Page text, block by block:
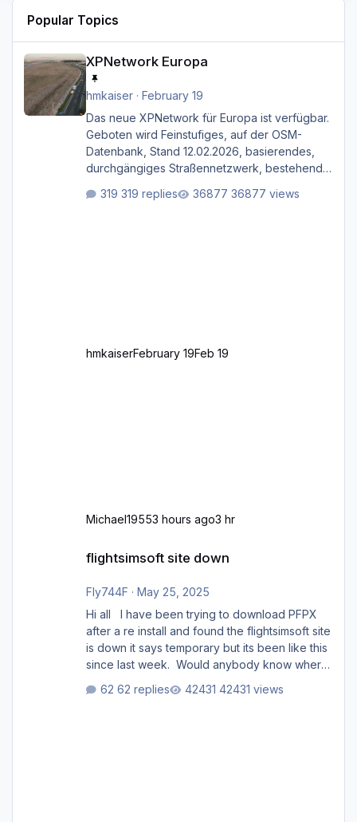
Popular Topics
XPNetwork Europa
hmkaiser· February 19
Das neue XPNetwork für Europa ist verfügbar.
Geboten wird Feinstufiges, auf der OSM-
Datenbank, Stand 12.02.2026, basierendes,
durchgängiges Straßen­netzwerk, bestehend
sekundären, tertiären und sonstigen Straßen,
319 replies 36877 views
hmkaiserFebruary 19Feb 19
Michael19553 hours ago3 hr
flightsimsoft site down
Fly744F · May 25, 2025
Hi all I have been trying to download PFPX
after a re install and found the flightsimsoft site
is down it says temporary but its been like this
since last week. Would anybody know where
support email for them either. thank you
62 replies 42431 views